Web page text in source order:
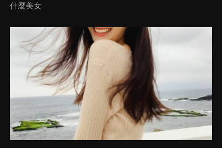
什麼美女